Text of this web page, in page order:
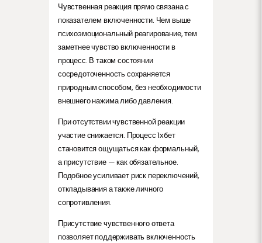
Чувственная реакция прямо связана с
показателем включенности. Чем выше
психоэмоциональный реагирование, тем
заметнее чувство включенности в
процесс. В таком состоянии
сосредоточенность сохраняется
природным способом, без необходимости
внешнего нажима либо давления.
При отсутствии чувственной реакции
участие снижается. Процесс 1хбет
становится ощущаться как формальный,
а присутствие — как обязательное.
Подобное усиливает риск переключений,
откладывания а также личного
сопротивления.
Присутствие чувственного ответа
позволяет поддерживать включенность